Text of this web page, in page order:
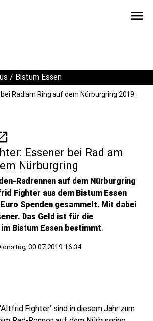
menu
/ Bistum Essen
Rad am Ring auf dem Nürburgring 2019.
Essener bei Rad am
Nürburgring
Radrennen auf dem Nürburgring
Fighter aus dem Bistum Essen
Spenden gesammelt. Mit dabei
Das Geld ist für die
Bistum Essen bestimmt.
30.07.2019 16:34
Fighter" sind in diesem Jahr zum